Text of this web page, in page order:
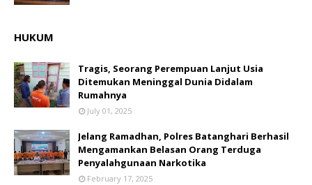
HUKUM
Tragis, Seorang Perempuan Lanjut Usia
Ditemukan Meninggal Dunia Didalam
Rumahnya
July 01, 2025
Jelang Ramadhan, Polres Batanghari Berhasil
Mengamankan Belasan Orang Terduga
Penyalahgunaan Narkotika
February 17, 2025